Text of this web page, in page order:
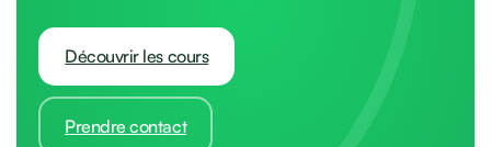
Découvrir les cours
Prendre contact